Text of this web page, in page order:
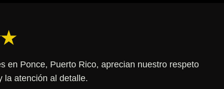
en Ponce, Puerto Rico, aprecian nuestro respeto
la atención al detalle.